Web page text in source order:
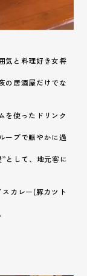
気と料理好き女将
の居酒屋だけでな
を使ったドリンク
ープで賑やかに過
として、地元客に
カレー(豚カツト